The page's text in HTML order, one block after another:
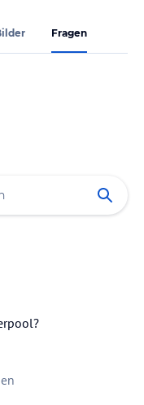
Fragen